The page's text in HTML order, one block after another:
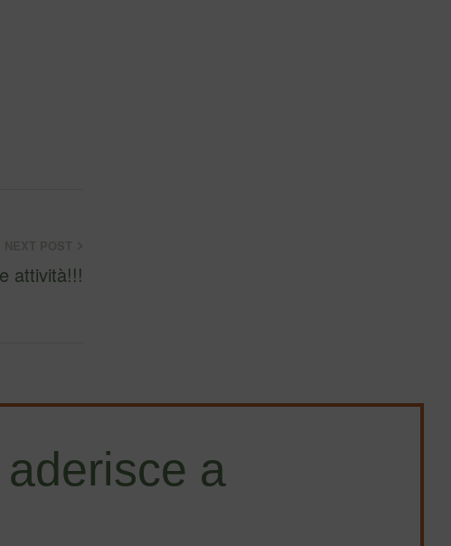
attività!!!
a